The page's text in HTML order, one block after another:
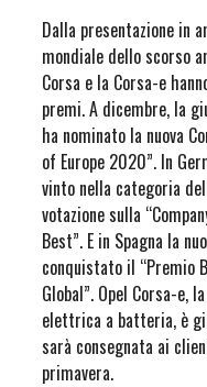
Dalla presentazione in
mondiale dello scorso
Corsa e la Corsa-e
premi. A dicembre, la
ha nominato la nuova
of Europe 2020”. In
vinto nella categoria
votazione sulla
Best”. E in Spagna la
conquistato il “Premio
Global”. Opel Corsa-e,
elettrica a batteria, è
sarà consegnata ai
primavera.